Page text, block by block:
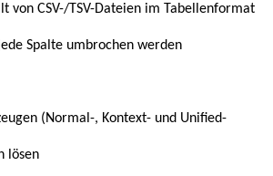
von CSV-/TSV-Dateien im Tabellenformat
Spalte umbrochen werden
(Normal-, Kontext- und Unified-
lösen